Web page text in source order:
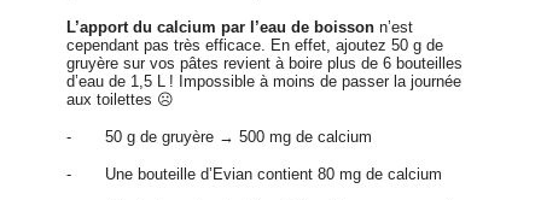
L’apport du calcium par l’eau de boisson n’est
cependant pas très efficace. En effet, ajoutez 50 g de
gruyère sur vos pâtes revient à boire plus de 6 bouteilles
d’eau de 1,5 L ! Impossible à moins de passer la journée
aux toilettes ☹
- 50 g de gruyère → 500 mg de calcium
- Une bouteille d’Evian contient 80 mg de calcium